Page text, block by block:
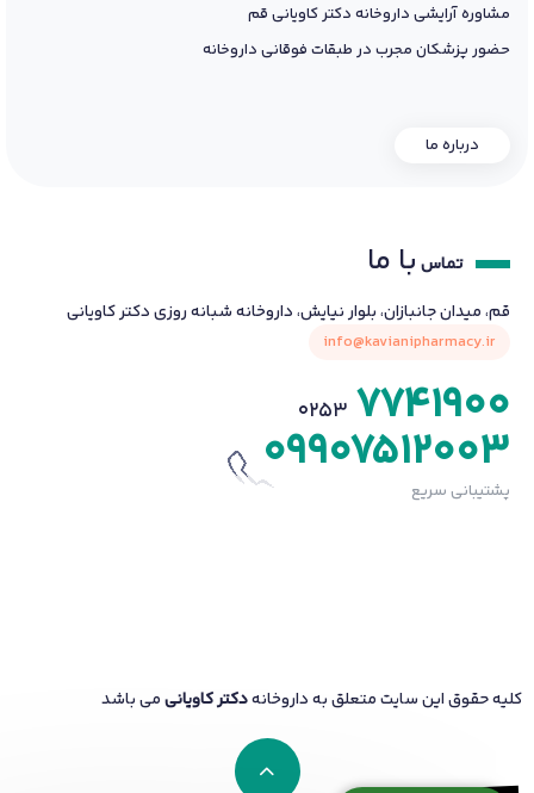
مشاوره آرایشی داروخانه دکتر کاویانی قم
حضور پزشکان مجرب در طبقات فوقانی داروخانه
درباره ما
تماس با ما
قم، میدان جانبازان، بلوار نیایش، داروخانه شبانه روزی دکتر کاویانی
info@kavianipharmacy.ir
0253 7741900
09907512003
پشتیبانی سریع
کلیه حقوق این سایت متعلق به داروخانهدکتر کاویانیمی باشد